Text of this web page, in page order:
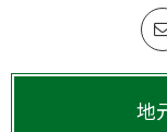
地